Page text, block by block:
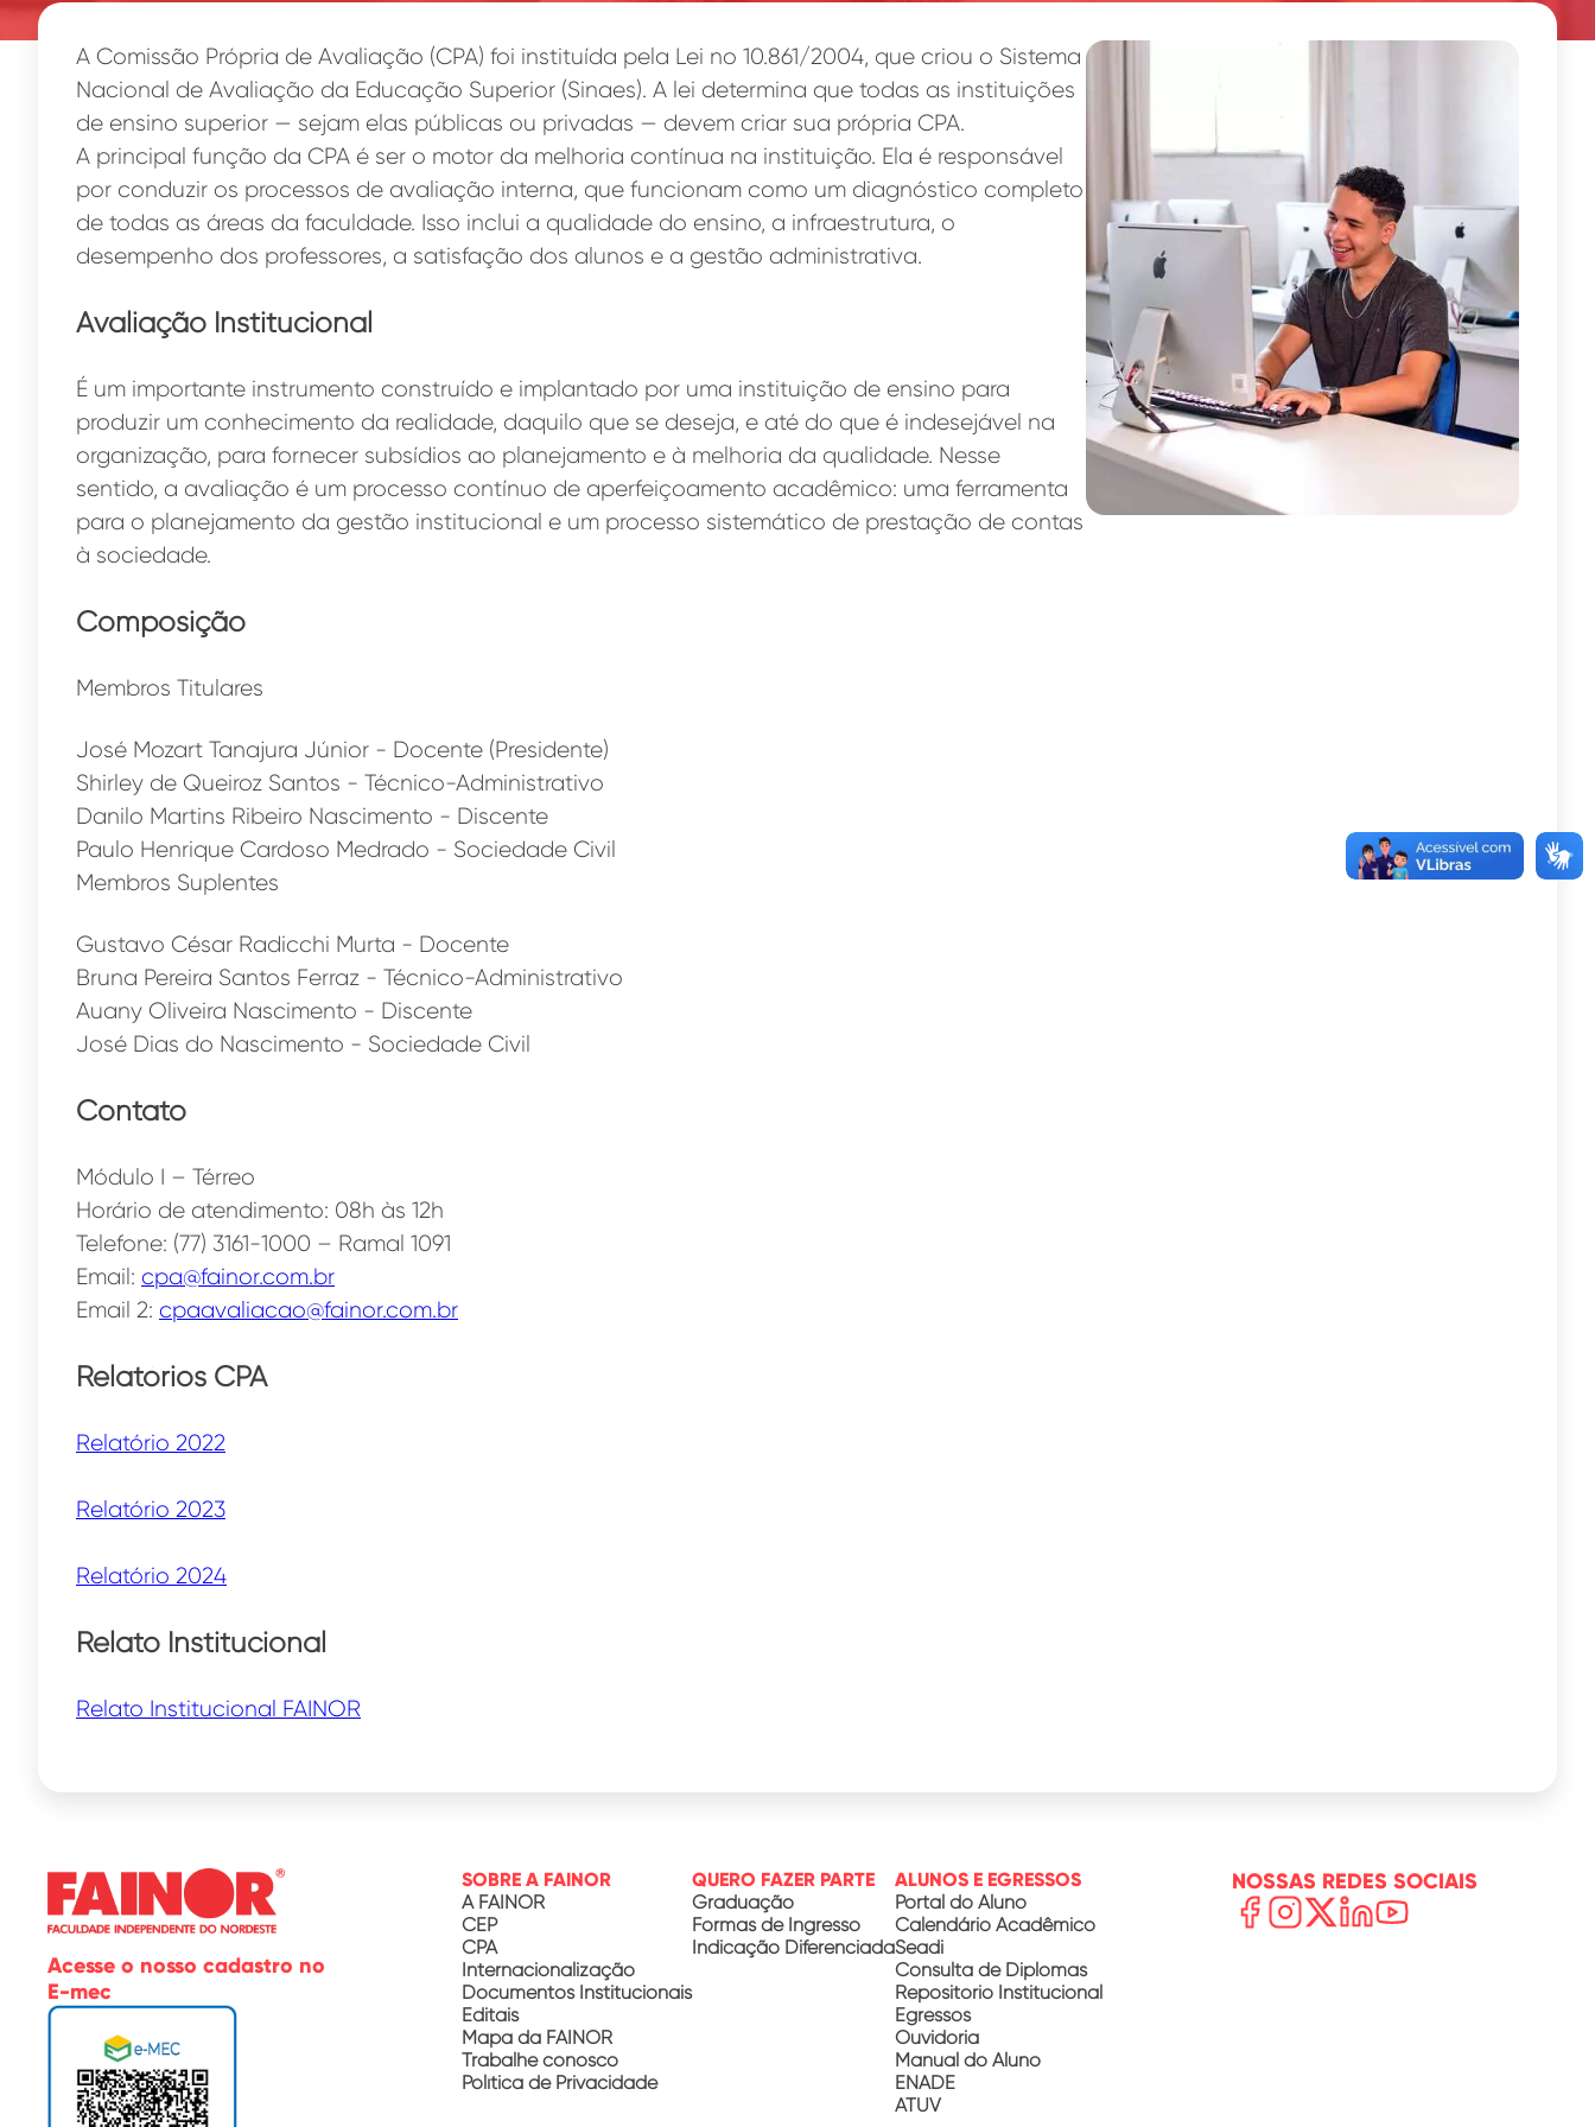
A Comissão Própria de Avaliação (CPA) foi instituída pela Lei no 10.861/2004, que criou o Sistema
Nacional de Avaliação da Educação Superior (Sinaes). A lei determina que todas as instituições
de ensino superior — sejam elas públicas ou privadas — devem criar sua própria CPA.
A principal função da CPA é ser o motor da melhoria contínua na instituição. Ela é responsável
por conduzir os processos de avaliação interna, que funcionam como um diagnóstico completo
de todas as áreas da faculdade. Isso inclui a qualidade do ensino, a infraestrutura, o
desempenho dos professores, a satisfação dos alunos e a gestão administrativa.
Avaliação Institucional
É um importante instrumento construído e implantado por uma instituição de ensino para
produzir um conhecimento da realidade, daquilo que se deseja, e até do que é indesejável na
organização, para fornecer subsídios ao planejamento e à melhoria da qualidade. Nesse
sentido, a avaliação é um processo contínuo de aperfeiçoamento acadêmico: uma ferramenta
para o planejamento da gestão institucional e um processo sistemático de prestação de contas
à sociedade.
Composição
Membros Titulares
José Mozart Tanajura Júnior - Docente (Presidente)
Shirley de Queiroz Santos - Técnico-Administrativo
Danilo Martins Ribeiro Nascimento - Discente
Paulo Henrique Cardoso Medrado - Sociedade Civil
Membros Suplentes
Gustavo César Radicchi Murta - Docente
Bruna Pereira Santos Ferraz - Técnico-Administrativo
Auany Oliveira Nascimento - Discente
José Dias do Nascimento - Sociedade Civil
Contato
Módulo I – Térreo
Horário de atendimento: 08h às 12h
Telefone: (77) 3161-1000 – Ramal 1091
Email: cpa@fainor.com.br
Email 2: cpaavaliacao@fainor.com.br
Relatórios CPA
Relatório 2024
Relato Institucional
Relato Institucional FAINOR
Acesse o nosso cadastro no
E-mec
SOBRE A FAINOR
A FAINOR
CEP
CPA
Internacionalização
Documentos Institucionais
Editais
Mapa da FAINOR
Trabalhe conosco
Política de Privacidade
QUERO FAZER PARTE
Graduação
Formas de Ingresso
Indicação Diferenciada
ALUNOS E EGRESSOS
Portal do Aluno
Calendário Acadêmico
Seadi
Consulta de Diplomas
Repositório Institucional
Egressos
Ouvidoria
Manual do Aluno
ENADE
ATUV
NOSSAS REDES SOCIAIS